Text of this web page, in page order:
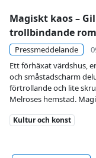
Magiskt kaos –
trollbindande
Pressmeddelande
Ett förhäxat värdshus,
och småstadscharm
förtrollande och lite
Melroses hemstad.
Kategori
Kultur och konst